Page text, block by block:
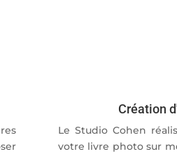
Création
Le Studio Cohen
votre livre photo sur